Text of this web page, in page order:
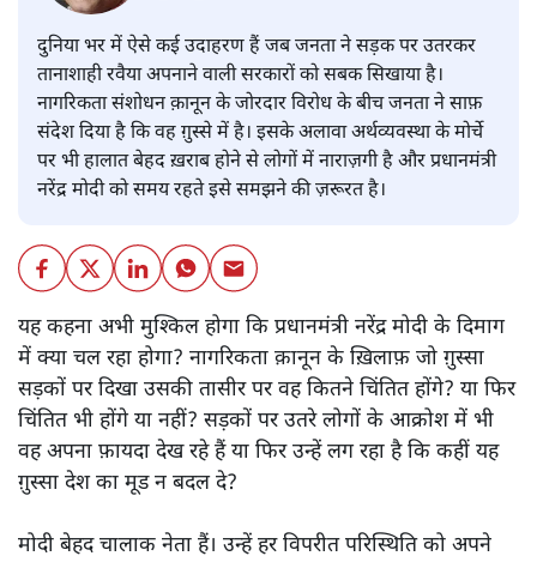
दुनिया भर में ऐसे कई उदाहरण हैं जब जनता ने सड़क पर उतरकर
तानाशाही रवैया अपनाने वाली सरकारों को सबक सिखाया है।
नागरिकता संशोधन क़ानून के जोरदार विरोध के बीच जनता ने साफ़
संदेश दिया है कि वह ग़ुस्से में है। इसके अलावा अर्थव्यवस्था के मोर्चे
पर भी हालात बेहद ख़राब होने से लोगों में नाराज़गी है और प्रधानमंत्री
नरेंद्र मोदी को समय रहते इसे समझने की ज़रूरत है।
यह कहना अभी मुश्किल होगा कि प्रधानमंत्री नरेंद्र मोदी के दिमाग
में क्या चल रहा होगा? नागरिकता क़ानून के ख़िलाफ़ जो ग़ुस्सा
सड़कों पर दिखा उसकी तासीर पर वह कितने चिंतित होंगे? या फिर
चिंतित भी होंगे या नहीं? सड़कों पर उतरे लोगों के आक्रोश में भी
वह अपना फ़ायदा देख रहे हैं या फिर उन्हें लग रहा है कि कहीं यह
ग़ुस्सा देश का मूड न बदल दे?
मोदी बेहद चालाक नेता हैं। उन्हें हर विपरीत परिस्थिति को अपने